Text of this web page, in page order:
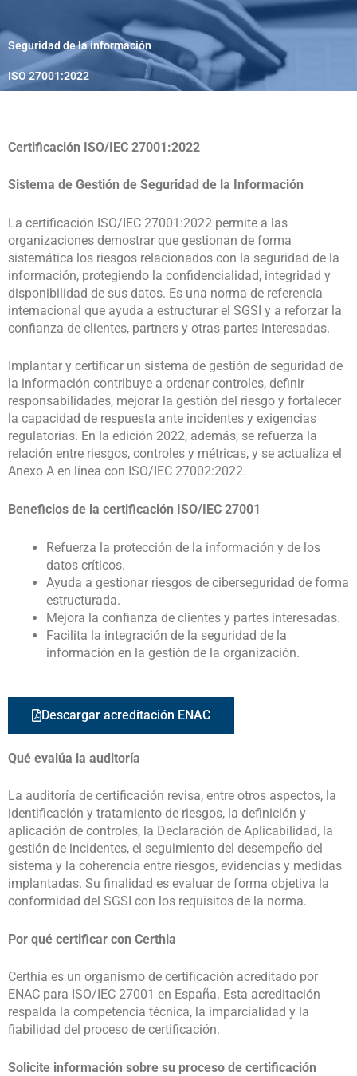
Seguridad de la información
ISO 27001:2022
Certificación ISO/IEC 27001:2022
Sistema de Gestión de Seguridad de la Información
La certificación ISO/IEC 27001:2022 permite a las
organizaciones demostrar que gestionan de forma
sistemática los riesgos relacionados con la seguridad de la
información, protegiendo la confidencialidad, integridad y
disponibilidad de sus datos. Es una norma de referencia
internacional que ayuda a estructurar el SGSI y a reforzar la
confianza de clientes, partners y otras partes interesadas.
Implantar y certificar un sistema de gestión de seguridad de
la información contribuye a ordenar controles, definir
responsabilidades, mejorar la gestión del riesgo y fortalecer
la capacidad de respuesta ante incidentes y exigencias
regulatorias. En la edición 2022, además, se refuerza la
relación entre riesgos, controles y métricas, y se actualiza el
Anexo A en línea con ISO/IEC 27002:2022.
Beneficios de la certificación ISO/IEC 27001
Refuerza la protección de la información y de los
datos críticos.
Ayuda a gestionar riesgos de ciberseguridad de forma
estructurada.
Mejora la confianza de clientes y partes interesadas.
Facilita la integración de la seguridad de la
información en la gestión de la organización.
Descargar acreditación ENAC
Qué evalúa la auditoría
La auditoría de certificación revisa, entre otros aspectos, la
identificación y tratamiento de riesgos, la definición y
aplicación de controles, la Declaración de Aplicabilidad, la
gestión de incidentes, el seguimiento del desempeño del
sistema y la coherencia entre riesgos, evidencias y medidas
implantadas. Su finalidad es evaluar de forma objetiva la
conformidad del SGSI con los requisitos de la norma.
Por qué certificar con Certhia
Certhia es un organismo de certificación acreditado por
ENAC para ISO/IEC 27001 en España. Esta acreditación
respalda la competencia técnica, la imparcialidad y la
fiabilidad del proceso de certificación.
Solicite información sobre su proceso de certificación